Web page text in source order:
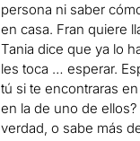
persona ni saber
en casa. Fran quiere
Tania dice que ya lo
les toca … esperar.
tú si te encontraras
en la de uno de ellos?
verdad, o sabe más